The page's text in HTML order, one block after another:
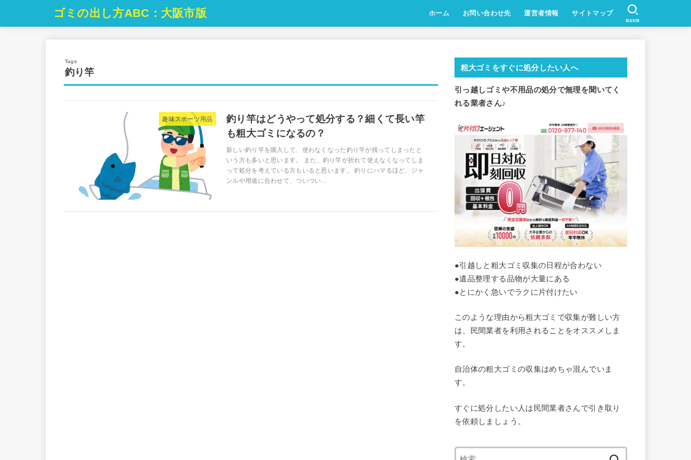
ゴミの出し方ABC：大阪市版 ホーム お問い合わせ先 運営者情報 サイトマップ
SEARCH
釣り竿
趣味スポーツ用品
釣り竿はどうやって処分する？細くて長い竿
も粗大ゴミになるの？
新しい釣り竿を購入して、使わなくなった釣り竿が残ってしまったと
いう方も多いと思います。 また、釣り竿が折れて使えなくなってしま
って処分を考えている方もいると思います。 釣りにハマるほど、ジャ
ンルや用途に合わせて、ついつい...
粗大ゴミをすぐに処分したい人へ
引っ越しゴミや不用品の処分で無理を聞いてく
れる業者さん♪
●引越しと粗大ゴミ収集の日程が合わない
●遺品整理する品物が大量にある
●とにかく急いでラクに片付けたい
このような理由から粗大ゴミで収集が難しい方
は、民間業者を利用されることをオススメしま
す。
自治体の粗大ゴミの収集はめちゃ混んでいま
す。
すぐに処分したい人は民間業者さんで引き取り
を依頼しましょう。